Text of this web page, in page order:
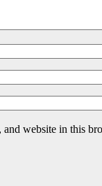
and website in this